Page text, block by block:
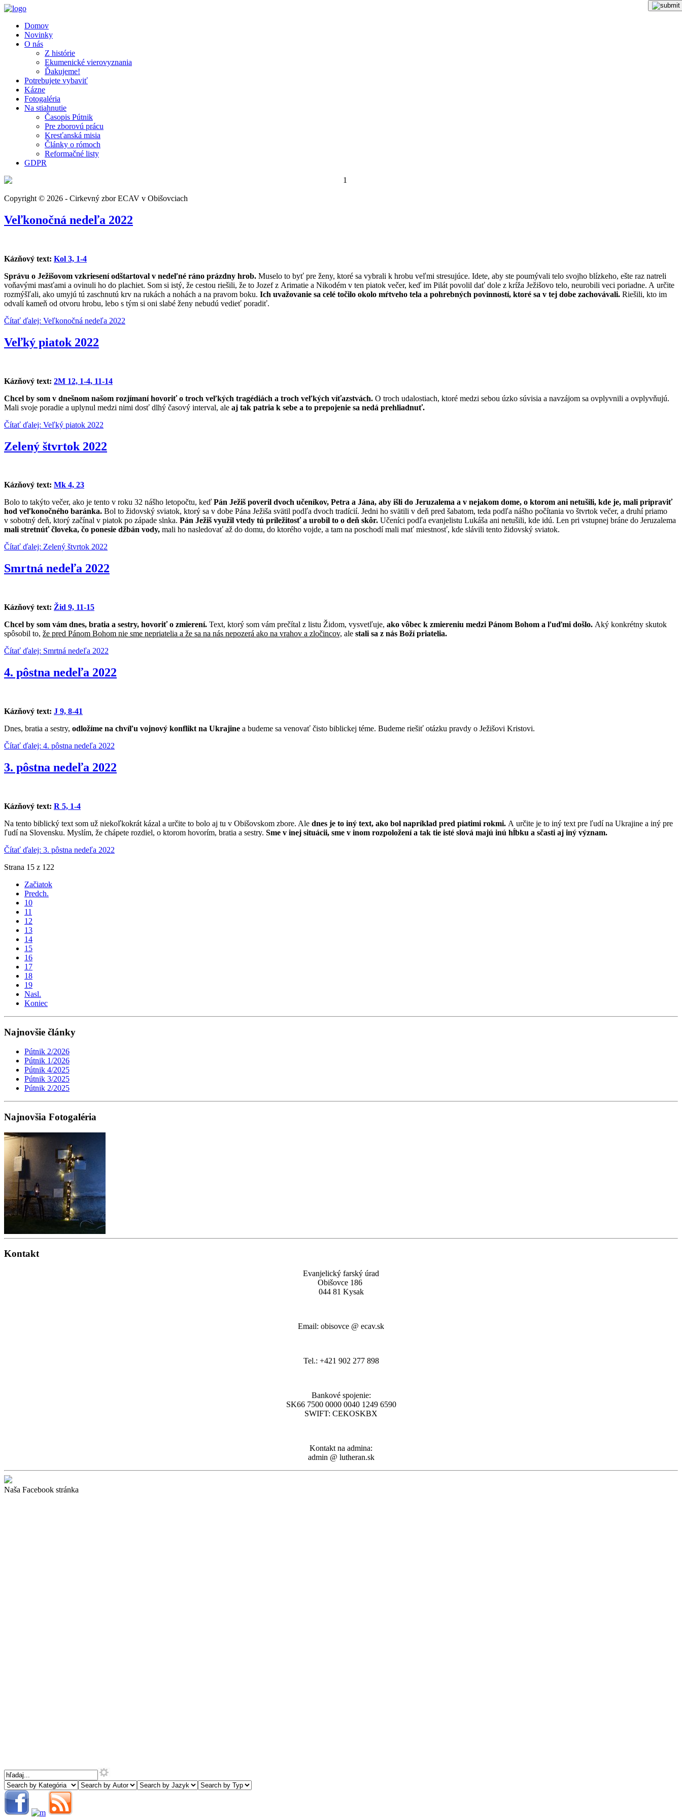
Domov
Novinky
O nás
Z histórie
Ekumenické vierovyznania
Ďakujeme!
Potrebujete vybaviť
Kázne
Fotogaléria
Na stiahnutie
Časopis Pútnik
Pre zborovú prácu
Kresťanská misia
Články o rómoch
Reformačné listy
GDPR
Copyright © 2026 - Cirkevný zbor ECAV v Obišovciach
Veľkonočná nedeľa 2022
Kázňový text: Kol 3, 1-4
Správu o Ježišovom vzkriesení odštartoval v nedeľné ráno prázdny hrob. Muselo to byť pre ženy, ktoré sa vybrali k hrobu veľmi stresujúce. Idete, aby ste poumývali telo svojho blízkeho, ešte raz natreli
voňavými masťami a ovinuli ho do plachiet. Som si istý, že cestou riešili, že to Jozef z Arimatie a Nikodém v ten piatok večer, keď im Pilát povolil dať dole z kríža Ježišovo telo, neurobili veci poriadne. A určite
rozmýšľali, ako umyjú tú zaschnutú krv na rukách a nohách a na pravom boku. Ich uvažovanie sa celé točilo okolo mŕtveho tela a pohrebných povinností, ktoré sa v tej dobe zachovávali. Riešili, kto im
odvalí kameň od otvoru hrobu, lebo s tým si oni slabé ženy nebudú vedieť poradiť.
Čítať ďalej: Veľkonočná nedeľa 2022
Veľký piatok 2022
Kázňový text: 2M 12, 1-4, 11-14
Chcel by som v dnešnom našom rozjímaní hovoriť o troch veľkých tragédiách a troch veľkých víťazstvách. O troch udalostiach, ktoré medzi sebou úzko súvisia a navzájom sa ovplyvnili a ovplyvňujú.
Mali svoje poradie a uplynul medzi nimi dosť dlhý časový interval, ale aj tak patria k sebe a to prepojenie sa nedá prehliadnuť.
Čítať ďalej: Veľký piatok 2022
Zelený štvrtok 2022
Kázňový text: Mk 4, 23
Bolo to takýto večer, ako je tento v roku 32 nášho letopočtu, keď Pán Ježiš poveril dvoch učeníkov, Petra a Jána, aby išli do Jeruzalema a v nejakom dome, o ktorom ani netušili, kde je, mali pripraviť
hod veľkonočného baránka. Bol to židovský sviatok, ktorý sa v dobe Pána Ježiša svätil podľa dvoch tradícií. Jedni ho svätili v deň pred šabatom, teda podľa nášho počítania vo štvrtok večer, a druhí priamo
v sobotný deň, ktorý začínal v piatok po západe slnka. Pán Ježiš využil vtedy tú príležitosť a urobil to o deň skôr. Učeníci podľa evanjelistu Lukáša ani netušili, kde idú. Len pri vstupnej bráne do Jeruzalema
mali stretnúť človeka, čo ponesie džbán vody, mali ho nasledovať až do domu, do ktorého vojde, a tam na poschodí mali mať miestnosť, kde slávili tento židovský sviatok.
Čítať ďalej: Zelený štvrtok 2022
Smrtná nedeľa 2022
Kázňový text: Žid 9, 11-15
Chcel by som vám dnes, bratia a sestry, hovoriť o zmierení. Text, ktorý som vám prečítal z listu Židom, vysvetľuje, ako vôbec k zmiereniu medzi Pánom Bohom a ľuďmi došlo. Aký konkrétny skutok
spôsobil to, že pred Pánom Bohom nie sme nepriatelia a že sa na nás nepozerá ako na vrahov a zločincov, ale stali sa z nás Boží priatelia.
Čítať ďalej: Smrtná nedeľa 2022
4. pôstna nedeľa 2022
Kázňový text: J 9, 8-41
Dnes, bratia a sestry, odložíme na chvíľu vojnový konflikt na Ukrajine a budeme sa venovať čisto biblickej téme. Budeme riešiť otázku pravdy o Ježišovi Kristovi.
Čítať ďalej: 4. pôstna nedeľa 2022
3. pôstna nedeľa 2022
Kázňový text: R 5, 1-4
Na tento biblický text som už niekoľkokrát kázal a určite to bolo aj tu v Obišovskom zbore. Ale dnes je to iný text, ako bol napríklad pred piatimi rokmi. A určite je to iný text pre ľudí na Ukrajine a iný pre
ľudí na Slovensku. Myslím, že chápete rozdiel, o ktorom hovorím, bratia a sestry. Sme v inej situácii, sme v inom rozpoložení a tak tie isté slová majú inú hĺbku a sčasti aj iný význam.
Čítať ďalej: 3. pôstna nedeľa 2022
Strana 15 z 122
Začiatok
Predch.
10
11
12
13
14
15
16
17
18
19
Nasl.
Koniec
Najnovšie články
Pútnik 2/2026
Pútnik 1/2026
Pútnik 4/2025
Pútnik 3/2025
Pútnik 2/2025
Najnovšia Fotogaléria
Kontakt
Evanjelický farský úrad
Obišovce 186
044 81 Kysak
Email: obisovce @ ecav.sk
Tel.: +421 902 277 898
Bankové spojenie:
SK66 7500 0000 0040 1249 6590
SWIFT: CEKOSKBX
Kontakt na admina:
admin @ lutheran.sk
Naša Facebook stránka